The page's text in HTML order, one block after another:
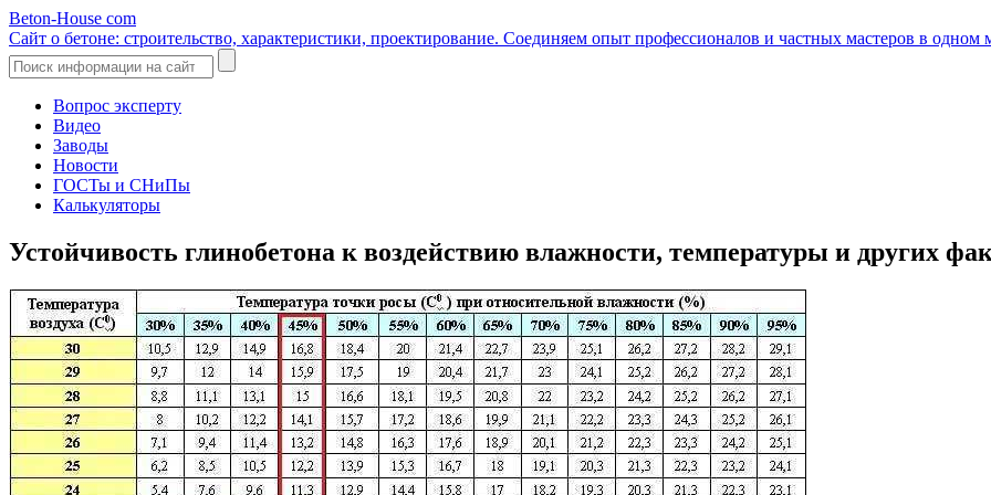
Beton-House com
Сайт о бетоне: строительство, характеристики, проектирование. Соединяем опыт профессионалов и частных мастеров в одном
Вопрос эксперту
Видео
Заводы
Новости
ГОСТы и СНиПы
Калькуляторы
Устойчивость глинобетона к воздействию влажности, температуры и других